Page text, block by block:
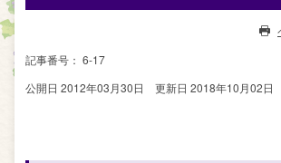
記事番号： 6-17
公開日 2012年03月30日
更新日 2018年10月02日